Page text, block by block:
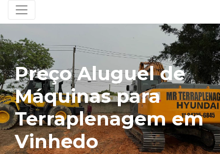
Preço Aluguel de
Máquinas para
Terraplenagem em
Vinhedo